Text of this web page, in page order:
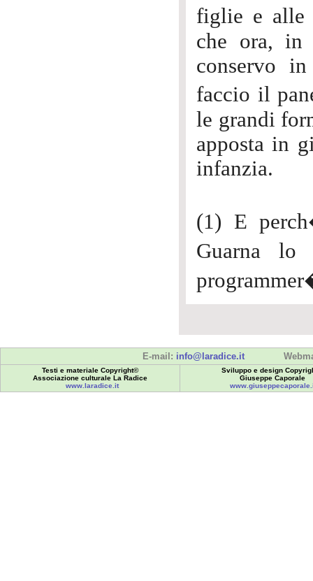
figlie e alle
che ora, in
conservo
faccio il
le grandi
apposta in
infanzia.
(1) E
Guarna
E-mail: info@laradice.it
Testi e materiale Copyright©
Associazione culturale La Radice
www.laradice.it
Sviluppo e design
Giuseppe Caporale